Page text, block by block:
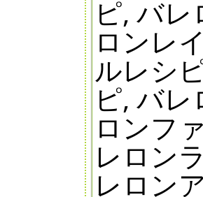
ピ, バ
ロンレ
ルレシ
ピ, バ
ロンフ
レロン
レロン